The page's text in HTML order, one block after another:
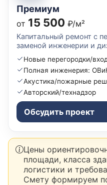
Премиум
от 15 500 ₽/м²
Капитальный ремонт с
заменой инженерии и
Новые перегородки/
Полная инженерия:
Акустика/пожарные
Авторский/технадзор
Обсудить проект
Цены
площади, класса
логистики и
Смету формируем